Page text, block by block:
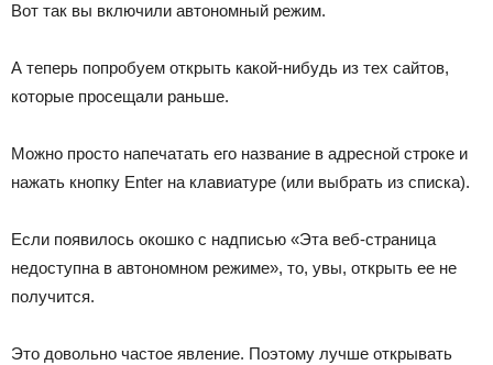
Вот так вы включили автономный режим.
А теперь попробуем открыть какой-нибудь из тех сайтов,
которые просещали раньше.
Можно просто напечатать его название в адресной строке и
нажать кнопку Enter на клавиатуре (или выбрать из списка).
Если появилось окошко с надписью «Эта веб-страница
недоступна в автономном режиме», то, увы, открыть ее не
получится.
Это довольно частое явление. Поэтому лучше открывать